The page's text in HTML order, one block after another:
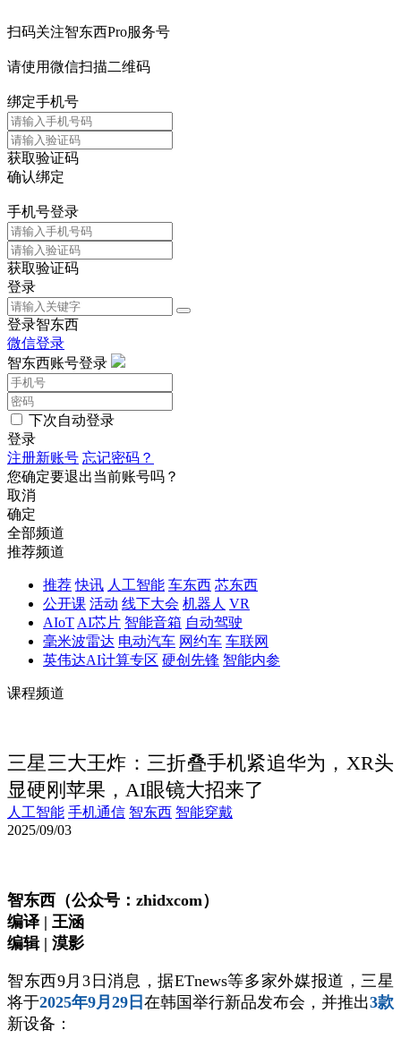
扫码关注智东西Pro服务号
请使用微信扫描二维码
绑定手机号
获取验证码
确认绑定
手机号登录
获取验证码
登录
登录智东西
微信登录
智东西账号登录
下次自动登录
登录
注册新账号 忘记密码？
您确定要退出当前账号吗？
取消
确定
全部频道
推荐频道
推荐 快讯 人工智能 车东西 芯东西
公开课 活动 线下大会 机器人 VR
AIoT AI芯片 智能音箱 自动驾驶
毫米波雷达 电动汽车 网约车 车联网
英伟达AI计算专区 硬创先锋 智能内参
课程频道
三星三大王炸：三折叠手机紧追华为，XR头
显硬刚苹果，AI眼镜大招来了
人工智能 手机通信 智东西 智能穿戴
2025/09/03
智东西（公众号：zhidxcom）
编译 | 王涵
编辑 | 漠影
智东西9月3日消息，据ETnews等多家外媒报道，三星
将于2025年9月29日 在韩国举行新品发布会，并推出3款
新设备：